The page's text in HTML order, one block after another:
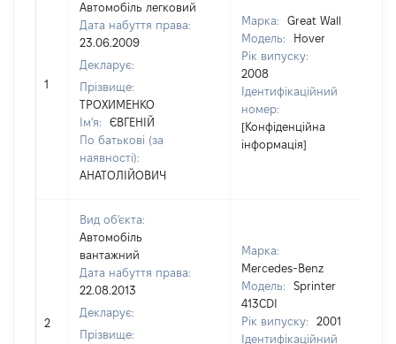
1
Автомобіль легковий
Дата набуття права:
23.06.2009
Декларує:
Прізвище:
ТРОХИМЕНКО
Ім'я:
ЄВГЕНІЙ
По батькові (за
наявності):
АНАТОЛІЙОВИЧ
Марка:
Great Wall
Модель:
Hover
Рік випуску:
2008
Ідентифікаційний
номер:
[Конфіденційна
інформація]
2
Вид об'єкта:
Автомобіль
вантажний
Дата набуття права:
22.08.2013
Декларує:
Прізвище:
Марка:
Mercedes-Benz
Модель:
Sprinter
413CDI
Рік випуску:
2001
Ідентифікаційний